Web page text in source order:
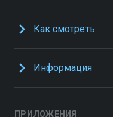
Как смотреть
Информация
ПРИЛОЖЕНИЯ